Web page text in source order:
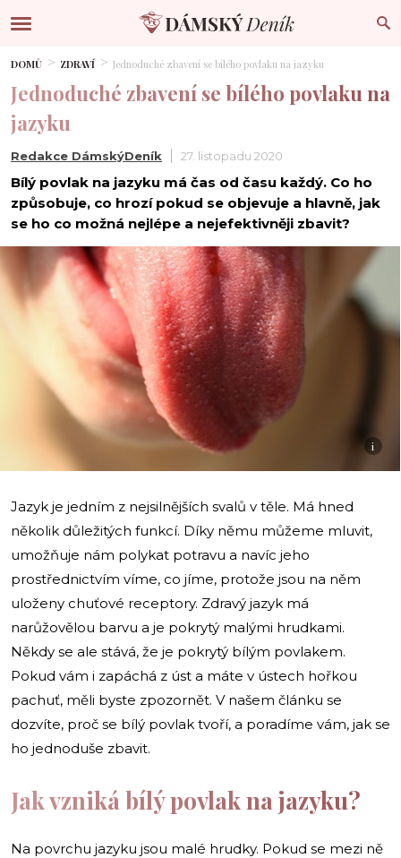
DOMŮ ZDRAVÍ Jednoduché zbavení se bílého povlaku na jazyku
Jednoduché zbavení se bílého povlaku na
jazyku
Redakce DámskýDeník 27. listopadu 2020
Bílý povlak na jazyku má čas od času každý. Co ho
způsobuje, co hrozí pokud se objevuje a hlavně, jak
se ho co možná nejlépe a nejefektivněji zbavit?
i
Jazyk je jedním z nejsilnějších svalů v těle. Má hned
několik důležitých funkcí. Díky němu můžeme mluvit,
umožňuje nám polykat potravu a navíc jeho
prostřednictvím víme, co jíme, protože jsou na něm
uloženy chuťové receptory. Zdravý jazyk má
narůžovělou barvu a je pokrytý malými hrudkami.
Někdy se ale stává, že je pokrytý bílým povlakem.
Pokud vám i zapáchá z úst a máte v ústech hořkou
pachuť, měli byste zpozornět. V našem článku se
dozvíte, proč se bílý povlak tvoří, a poradíme vám, jak se
ho jednoduše zbavit.
Jak vzniká bílý povlak na jazyku?
Na povrchu jazyku jsou malé hrudky. Pokud se mezi ně